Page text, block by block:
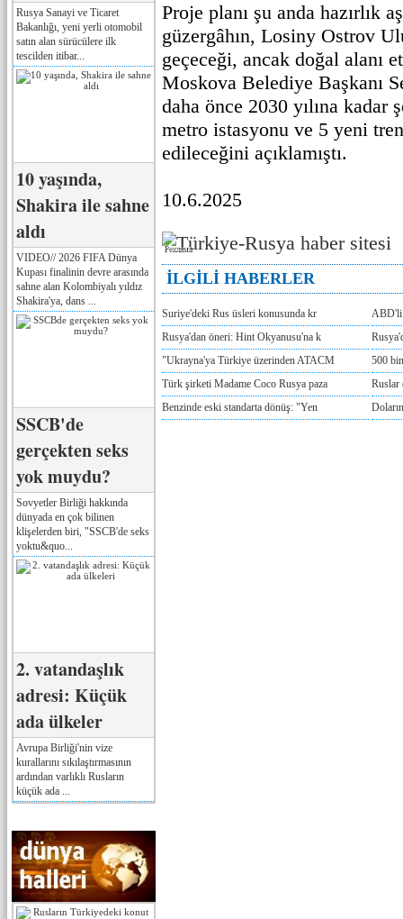
Rusya Sanayi ve Ticaret
Bakanlığı, yeni yerli otomobil
satın alan sürücülere ilk
tescilden itibar...
10 yaşında,
Shakira ile sahne
aldı
VIDEO// 2026 FIFA Dünya
Kupası finalinin devre arasında
sahne alan Kolombiyalı yıldız
Shakira'ya, dans ...
SSCB'de
gerçekten seks
yok muydu?
Sovyetler Birliği hakkında
dünyada en çok bilinen
klişelerden biri, "SSCB'de seks
yoktu&quo...
2. vatandaşlık
adresi: Küçük
ada ülkeler
Avrupa Birliği'nin vize
kurallarını sıkılaştırmasının
ardından varlıklı Rusların
küçük ada ...
Proje planı şu anda hazırlık
güzergâhın, Losiny Ostrov
geçeceği, ancak doğal alanı
Moskova Belediye Başkanı
daha önce 2030 yılına kadar
metro istasyonu ve 5 yeni
edileceğini açıklamıştı.
10.6.2025
Реклама
İLGİLİ HABERLER
Suriye'deki Rus üsleri konusunda kr
ABD'li
Rusya'dan öneri: Hint Okyanusu'na k
"Ukrayna'ya Türkiye üzerinden ATACM
500
Türk şirketi Madame Coco Rusya paza
Ruslar
Benzinde eski standarta dönüş: "Yen